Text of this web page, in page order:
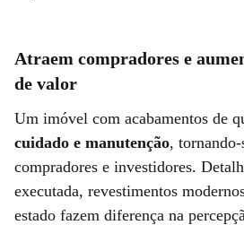
Atraem compradores e
de valor
Um imóvel com acabamentos de
cuidado e manutenção,
compradores e investidores.
executada, revestimentos
estado fazem diferença na